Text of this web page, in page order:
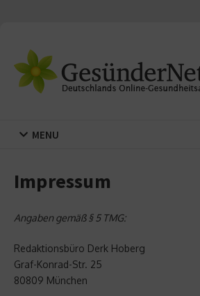
MENU
Impressum
Angaben gemäß § 5 TMG:
Redaktionsbüro Derk Hoberg
Graf-Konrad-Str. 25
80809 München